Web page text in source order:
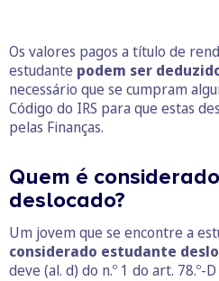
Os valores pagos a título de
estudante podem ser
necessário que se cumpram
Código do IRS para que estas
pelas Finanças.
Quem é
deslocado?
Um jovem que se encontre a
considerado estudante
deve (al. d) do n.º 1 do art. 78.º-D